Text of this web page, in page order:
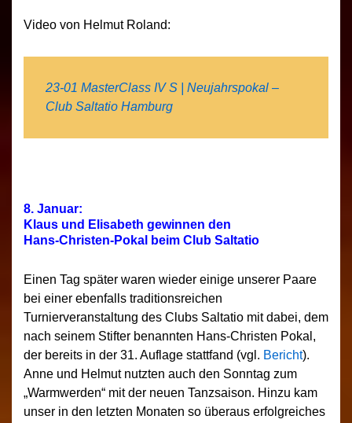
Video von Helmut Roland:
23-01 MasterClass IV S | Neujahrspokal –
Club Saltatio Hamburg
8. Januar:
Klaus und Elisabeth gewinnen den
Hans-Christen-Pokal beim Club Saltatio
Einen Tag später waren wieder einige unserer Paare
bei einer ebenfalls traditionsreichen
Turnierveranstaltung des Clubs Saltatio mit dabei, dem
nach seinem Stifter benannten Hans-Christen Pokal,
der bereits in der 31. Auflage stattfand (vgl. Bericht).
Anne und Helmut nutzten auch den Sonntag zum
„Warmwerden“ mit der neuen Tanzsaison. Hinzu kam
unser in den letzten Monaten so überaus erfolgreiches